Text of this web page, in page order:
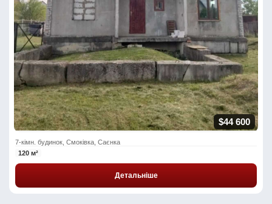
$44 600
7-кімн. будинок, Смоківка, Саєнка
120 м²
Детальніше